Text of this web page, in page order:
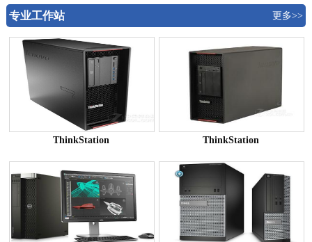
专业工作站 更多>>
ThinkStation ThinkStation